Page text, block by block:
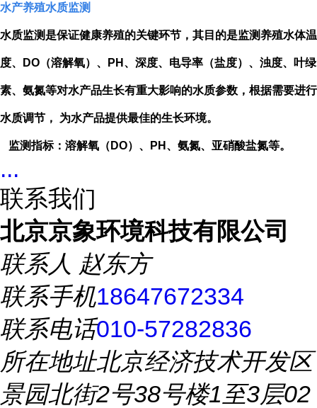
水产养殖水质监测
水质监测是保证健康养殖的关键环节，其目的是监测养殖水体温
度、 DO （溶解氧）、 PH 、深度、电导率（盐度）、浊度、叶绿
素、氨氮等对水产品生长有重大影响的水质参数，根据需要进行
水质调节， 为水产品提供最佳的生长环境。
监测指标：溶解氧（ DO）、 PH 、氨氮、亚硝酸盐氮等。
...
联系我们
北京京象环境科技有限公司
联系人 赵东方
联系手机18647672334
联系电话010-57282836
所在地址北京经济技术开发区
景园北街2号38号楼1至3层02